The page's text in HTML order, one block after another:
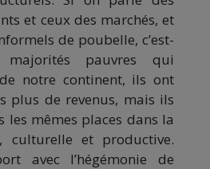
et ceux des marchés, et
de poubelle, c’est-
pauvres qui
notre continent, ils ont
plus de revenus, mais ils
les mêmes places dans la
culturelle et productive.
avec l’hégémonie de